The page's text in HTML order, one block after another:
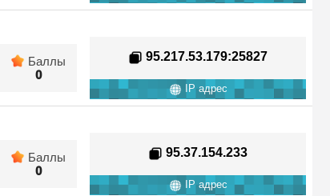
Баллы
0
95.217.53.179:25827
IP адрес
Баллы
0
95.37.154.233
IP адрес